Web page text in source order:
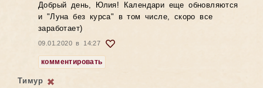
Добрый день, Юлия! Календари еще обновляются
и "Луна без курса" в том числе, скоро все
заработает)
09.01.2020 в 14:27
комментировать
Тимур